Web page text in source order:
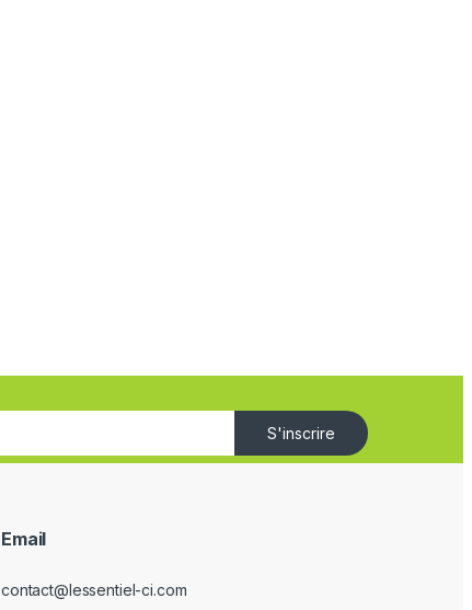
S'inscrire
Email
contact@lessentiel-ci.com